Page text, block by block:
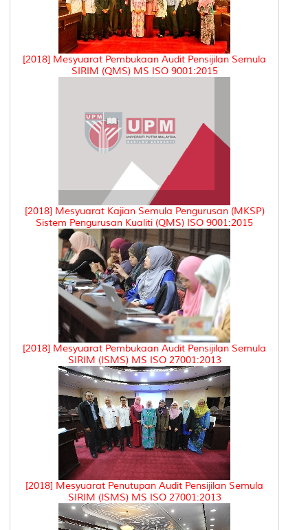
[2018] Mesyuarat Pembukaan Audit Pensijilan Semula
SIRIM (QMS) MS ISO 9001:2015
[2018] Mesyuarat Kajian Semula Pengurusan (MKSP)
Sistem Pengurusan Kualiti (QMS) ISO 9001:2015
[2018] Mesyuarat Pembukaan Audit Pensijilan Semula
SIRIM (ISMS) MS ISO 27001:2013
[2018] Mesyuarat Penutupan Audit Pensijilan Semula
SIRIM (ISMS) MS ISO 27001:2013